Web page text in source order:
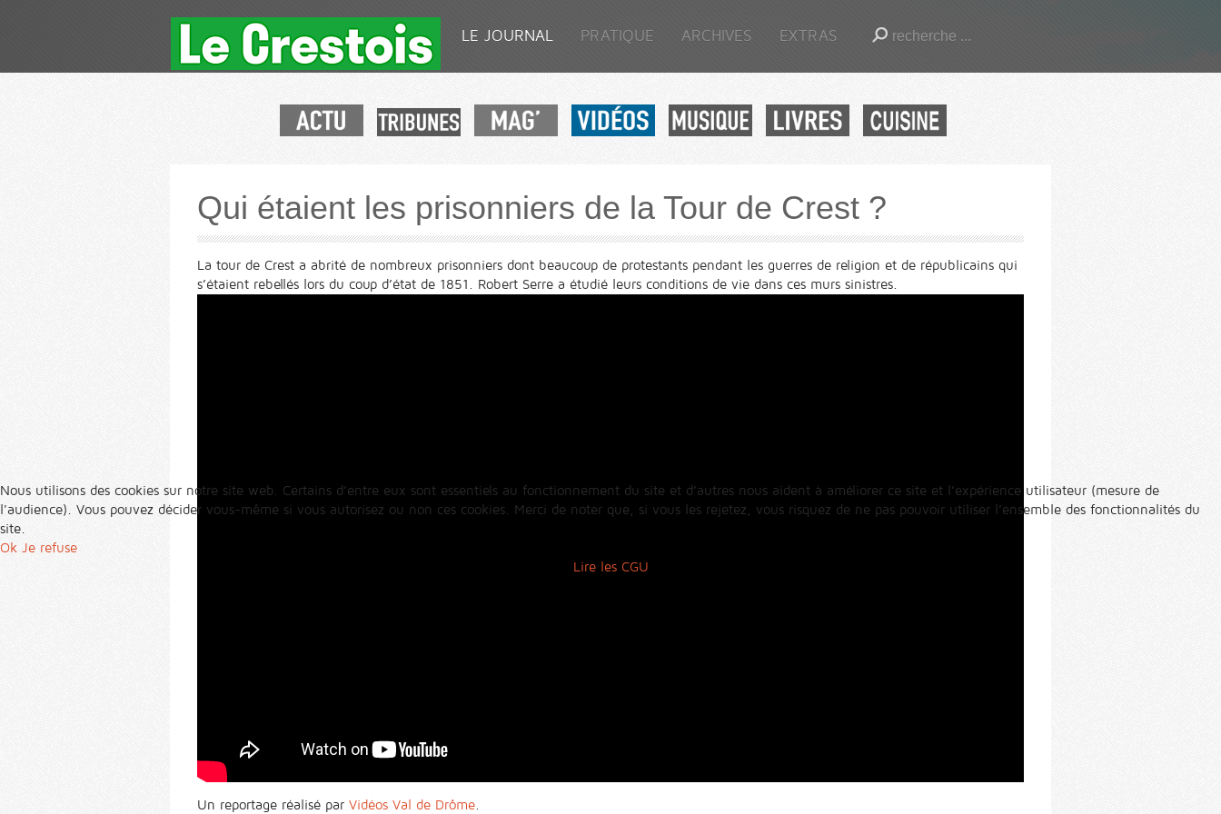
LE JOURNAL PRATIQUE ARCHIVES EXTRAS
Qui étaient les prisonniers de la Tour de Crest ?
La tour de Crest a abrité de nombreux prisonniers dont beaucoup de protestants pendant les guerres de religion et de républicains qui
s’étaient rebellés lors du coup d’état de 1851. Robert Serre a étudié leurs conditions de vie dans ces murs sinistres.
Un reportage réalisé par Vidéos Val de Drôme
Nous utilisons des cookies sur notre site web. Certains d’entre eux sont essentiels au fonctionnement du site et d’autres nous aident à améliorer ce site et l’expérience utilisateur (mesure de
l'audience). Vous pouvez décider vous-même si vous autorisez ou non ces cookies. Merci de noter que, si vous les rejetez, vous risquez de ne pas pouvoir utiliser l’ensemble des fonctionnalités du
site.
Ok Je refuse
Lire les CGU